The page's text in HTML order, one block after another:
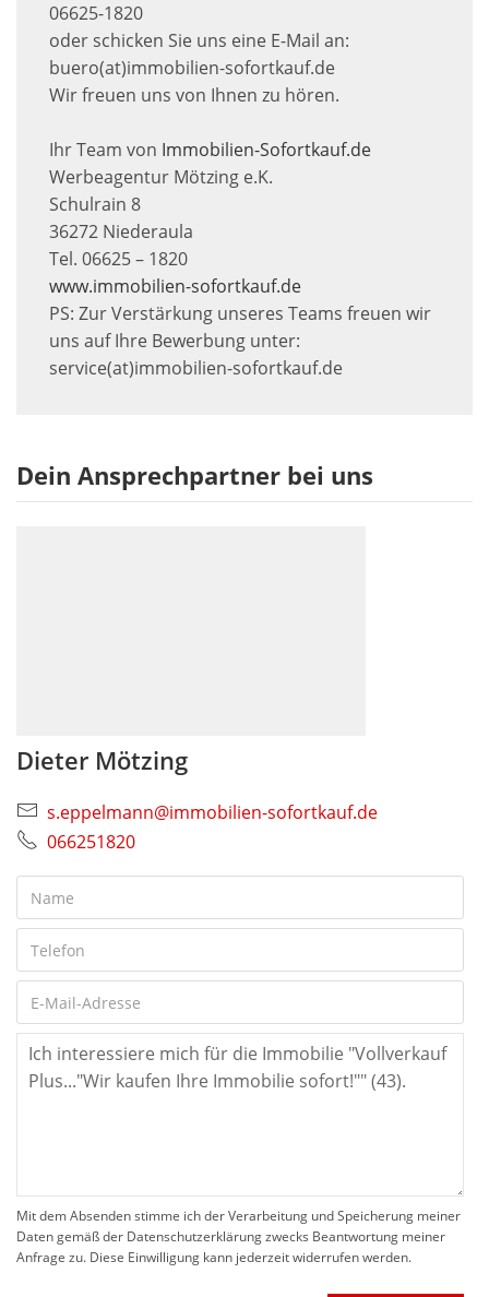
06625-1820
oder schicken Sie uns eine E-Mail an:
buero(at)immobilien-sofortkauf.de
Wir freuen uns von Ihnen zu hören.
Ihr Team von Immobilien-Sofortkauf.de
Werbeagentur Mötzing e.K.
Schulrain 8
36272 Niederaula
Tel. 06625 – 1820
www.immobilien-sofortkauf.de
PS: Zur Verstärkung unseres Teams freuen wir
uns auf Ihre Bewerbung unter:
service(at)immobilien-sofortkauf.de
Dein Ansprechpartner bei uns
Dieter Mötzing
s.eppelmann@immobilien-sofortkauf.de
066251820
Mit dem Absenden stimme ich der Verarbeitung und Speicherung meiner
Daten gemäß der Datenschutzerklärung zwecks Beantwortung meiner
Anfrage zu. Diese Einwilligung kann jederzeit widerrufen werden.